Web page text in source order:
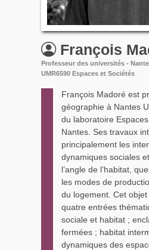
François
Professeur des universités -
UMR6590 Espaces et Sociétés
François Madoré est
géographie à Nantes
du laboratoire
Nantes. Ses travaux
principalement les
dynamiques sociales
l’angle de l’habitat,
les modes de
du logement. Cet
quatre entrées
sociale et habitat ;
fermées ; habitat
dynamiques des